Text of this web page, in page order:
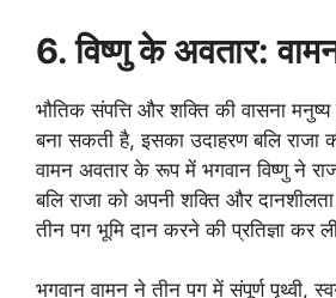
6. विष्णु के अवतार:
भौतिक संपत्ति और शक्ति की वासना
बना सकती है, इसका उदाहरण बलि राजा
वामन अवतार के रूप में भगवान विष्णु ने
बलि राजा को अपनी शक्ति और दानशीलता
तीन पग भूमि दान करने की प्रतिज्ञा कर
भगवान वामन ने तीन पग में संपूर्ण पृथ्वी,